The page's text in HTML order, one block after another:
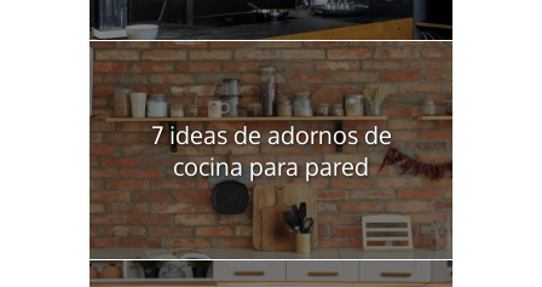
7 ideas de adornos de
cocina para pared